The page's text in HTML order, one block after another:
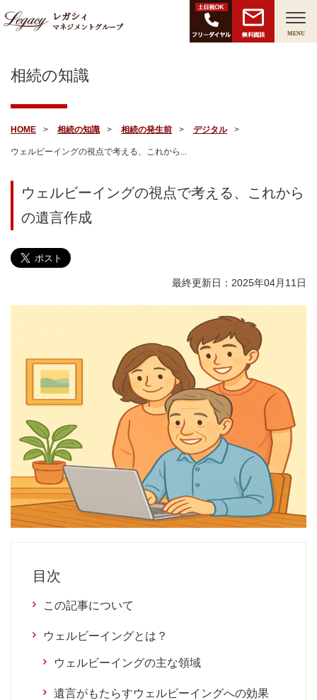
レガシィ
マネジメントグループ
無料面談 MENU
相続の知識
HOME 相続の知識 相続の発生前 デジタル
ウェルビーイングの視点で考える、これから...
ウェルビーイングの視点で考える、これから
の遺言作成
最終更新日：2025年04月11日
目次
この記事について
ウェルビーイングとは？
ウェルビーイングの主な領域
遺言がもたらすウェルビーイングへの効果